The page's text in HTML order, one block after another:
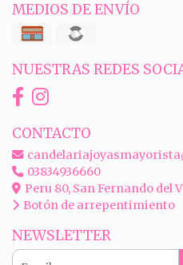
MEDIOS DE ENVÍO
NUESTRAS REDES
CONTACTO
03834936660
Peru 80, San Fernando del
Botón de arrepentimiento
NEWSLETTER